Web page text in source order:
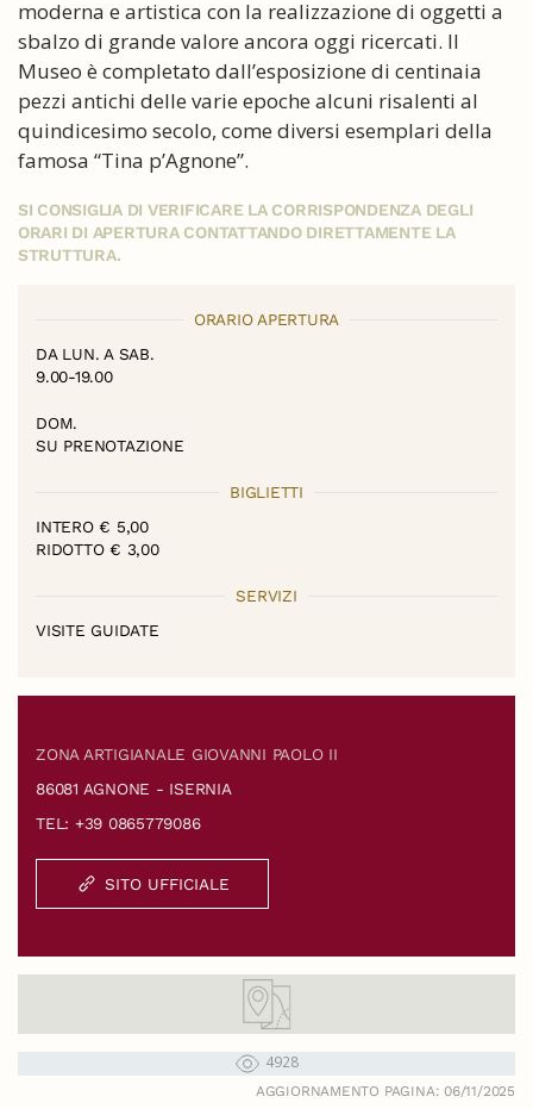
moderna e artistica con la realizzazione di oggetti a
sbalzo di grande valore ancora oggi ricercati. Il
Museo è completato dall’esposizione di centinaia
pezzi antichi delle varie epoche alcuni risalenti al
quindicesimo secolo, come diversi esemplari della
famosa “Tina p’Agnone”.
SI CONSIGLIA DI VERIFICARE LA CORRISPONDENZA DEGLI
ORARI DI APERTURA CONTATTANDO DIRETTAMENTE LA
STRUTTURA.
ORARIO APERTURA
DA LUN. A SAB.
9.00-19.00
DOM.
SU PRENOTAZIONE
BIGLIETTI
INTERO € 5,00
RIDOTTO € 3,00
SERVIZI
VISITE GUIDATE
ZONA ARTIGIANALE GIOVANNI PAOLO II
86081 AGNONE - ISERNIA
TEL: +39 0865779086
SITO UFFICIALE
4928
AGGIORNAMENTO PAGINA: 06/11/2025